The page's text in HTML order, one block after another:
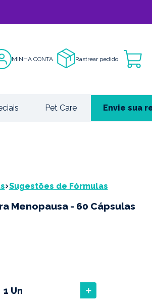
MINHA CONTA Rastrear pedido
Pet Care Envie sua
Sugestões de Fórmulas
Menopausa - 60 Cápsulas
＋